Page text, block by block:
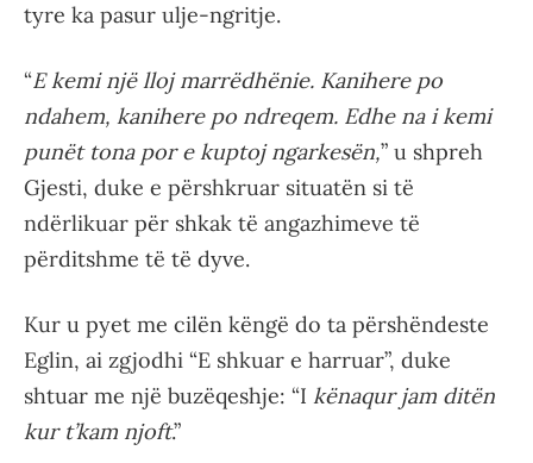
tyre ka pasur ulje-ngritje.
“E kemi një lloj marrëdhënie. Kanihere po
ndahem, kanihere po ndreqem. Edhe na i kemi
punët tona por e kuptoj ngarkesën,” u shpreh
Gjesti, duke e përshkruar situatën si të
ndërlikuar për shkak të angazhimeve të
përditshme të të dyve.
Kur u pyet me cilën këngë do ta përshëndeste
Eglin, ai zgjodhi “E shkuar e harruar”, duke
shtuar me një buzëqeshje: “I kënaqur jam ditën
kur t’kam njoft.”